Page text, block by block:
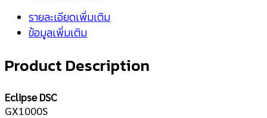
รายละเอียดเพิ่มเติม
ข้อมูลเพิ่มเติม
Product Description
Eclipse DSC
GX1000S